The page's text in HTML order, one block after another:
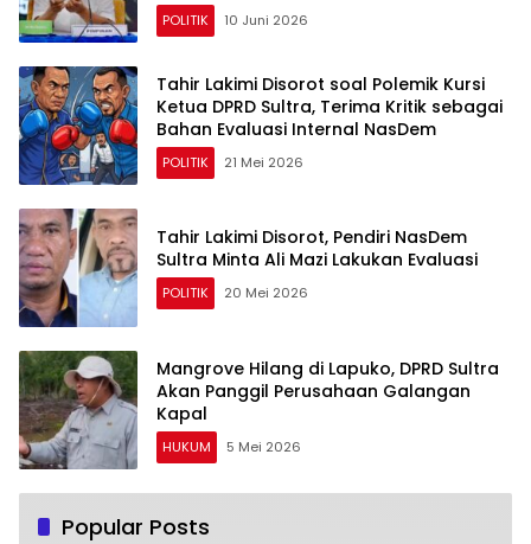
POLITIK 10 Juni 2026
Tahir Lakimi Disorot soal Polemik Kursi
Ketua DPRD Sultra, Terima Kritik sebagai
Bahan Evaluasi Internal NasDem
POLITIK 21 Mei 2026
Tahir Lakimi Disorot, Pendiri NasDem
Sultra Minta Ali Mazi Lakukan Evaluasi
POLITIK 20 Mei 2026
Mangrove Hilang di Lapuko, DPRD Sultra
Akan Panggil Perusahaan Galangan
Kapal
HUKUM 5 Mei 2026
Popular Posts